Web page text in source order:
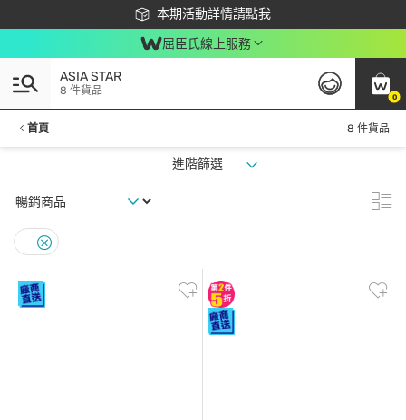
本期活動詳情請點我
下載app最高回饋$350
屈臣氏線上服務
0
ASIA STAR
8 件貨品
首頁 8 件貨品
進階篩選